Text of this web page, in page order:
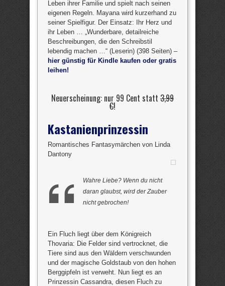
Leben ihrer Familie und spielt nach seinen
eigenen Regeln. Mayana wird kurzerhand zu
seiner Spielfigur. Der Einsatz: Ihr Herz und
ihr Leben … „Wunderbare, detailreiche
Beschreibungen, die den Schreibstil
lebendig machen …“ (Leserin) (398 Seiten) –
hier günstig für Kindle kaufen oder gratis
leihen!
Neuerscheinung: nur 99 Cent statt 3,99
€!
Kastanienprinzessin
Romantisches Fantasymärchen von Linda
Dantony
Wahre Liebe? Wenn du nicht
daran glaubst, wird der Zauber
nicht gebrochen!
Ein Fluch liegt über dem Königreich
Thovaria: Die Felder sind vertrocknet, die
Tiere sind aus den Wäldern verschwunden
und der magische Goldstaub von den hohen
Berggipfeln ist verweht. Nun liegt es an
Prinzessin Cassandra, diesen Fluch zu